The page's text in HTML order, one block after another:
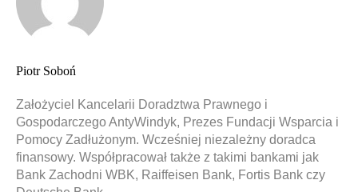
Piotr Soboń
Założyciel Kancelarii Doradztwa Prawnego i
Gospodarczego AntyWindyk, Prezes Fundacji Wsparcia i
Pomocy Zadłużonym. Wcześniej niezależny doradca
finansowy. Współpracował także z takimi bankami jak
Bank Zachodni WBK, Raiffeisen Bank, Fortis Bank czy